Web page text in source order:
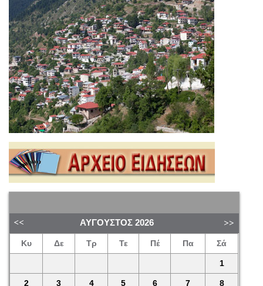
ΑΎΓΟΥΣΤΟΣ 2026
Κυ Δε Τρ Τε Πέ Πα Σά
1
2 3 4 5 6 7 8